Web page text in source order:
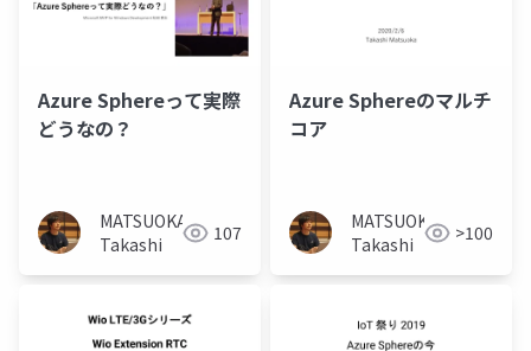
Azure Sphereって実際
どうなの？
MATSUOKA
Takashi
107
Azure Sphereのマルチ
コア
MATSUOKA
Takashi
>100